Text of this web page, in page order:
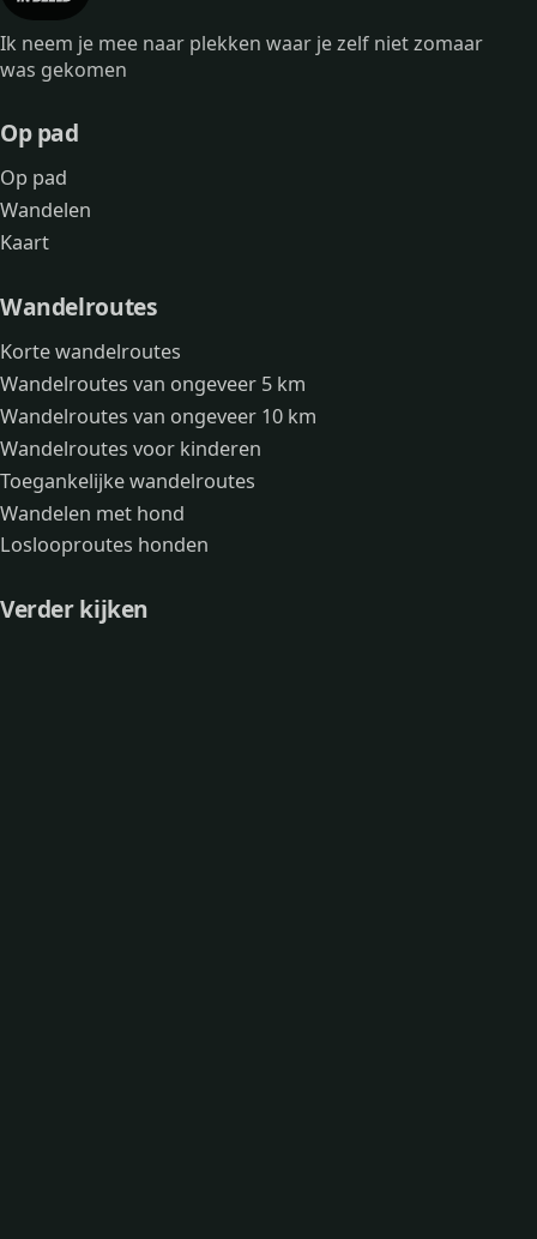
Ik neem je mee naar plekken waar je zelf niet zomaar
was gekomen
Op pad
Op pad
Wandelen
Kaart
Wandelroutes
Korte wandelroutes
Wandelroutes van ongeveer 5 km
Wandelroutes van ongeveer 10 km
Wandelroutes voor kinderen
Toegankelijke wandelroutes
Wandelen met hond
Loslooproutes honden
Verder kijken